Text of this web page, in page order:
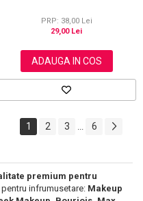
PRP: 38,00 Lei
29,00 Lei
ADAUGA IN COS
1 2 3 ... 6
premium pentru
infrumusetare: Makeup